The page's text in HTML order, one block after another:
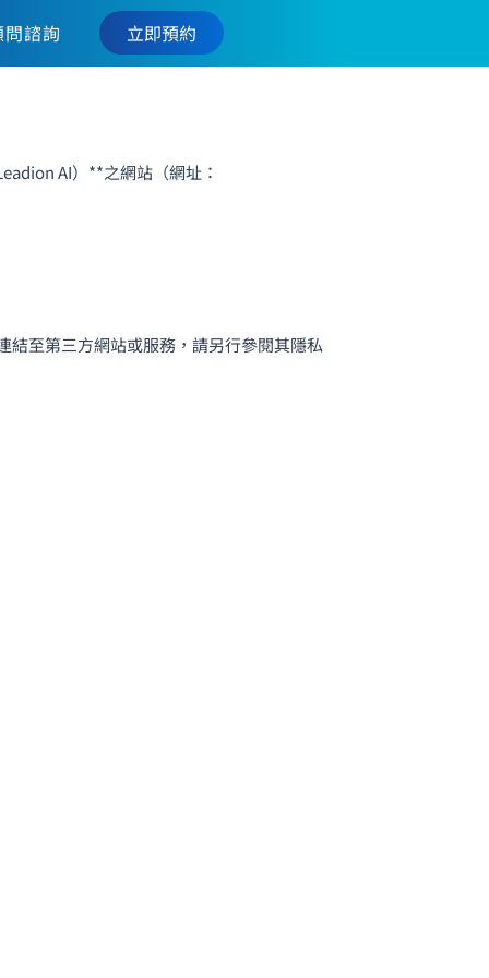
問諮詢 立即預約
AI）**之網站（網址：
結至第三方網站或服務，請另行參閱其隱私